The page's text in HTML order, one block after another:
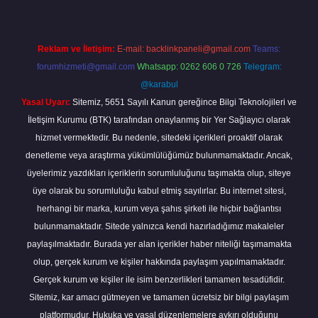
Reklam ve İletişim: E-mail: backlinkpaneli@gmail.com Teams:
forumhizmeti@gmail.com Whatsapp: 0262 606 0 726 Telegram:
@karabul
Yasal Uyarı: Sitemiz, 5651 Sayılı Kanun gereğince Bilgi Teknolojileri ve
İletişim Kurumu (BTK) tarafından onaylanmış bir Yer Sağlayıcı olarak
hizmet vermektedir. Bu nedenle, sitedeki içerikleri proaktif olarak
denetleme veya araştırma yükümlülüğümüz bulunmamaktadır. Ancak,
üyelerimiz yazdıkları içeriklerin sorumluluğunu taşımakta olup, siteye
üye olarak bu sorumluluğu kabul etmiş sayılırlar. Bu internet sitesi,
herhangi bir marka, kurum veya şahıs şirketi ile hiçbir bağlantısı
bulunmamaktadır. Sitede yalnızca kendi hazırladığımız makaleler
paylaşılmaktadır. Burada yer alan içerikler haber niteliği taşımamakta
olup, gerçek kurum ve kişiler hakkında paylaşım yapılmamaktadır.
Gerçek kurum ve kişiler ile isim benzerlikleri tamamen tesadüfidir.
Sitemiz, kar amacı gütmeyen ve tamamen ücretsiz bir bilgi paylaşım
platformudur. Hukuka ve yasal düzenlemelere aykırı olduğunu